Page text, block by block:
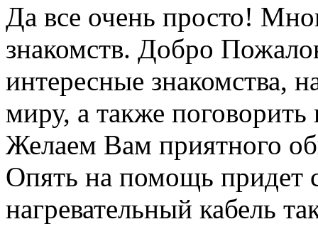
Да все очень просто!
знакомств. Добро
интересные знакомства,
миру, а также
Желаем Вам приятного
Опять на помощь придет
нагревательный кабель